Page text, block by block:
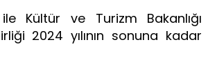
Kültür ve Turizm Bakanlığı
2024 yılının sonuna kadar